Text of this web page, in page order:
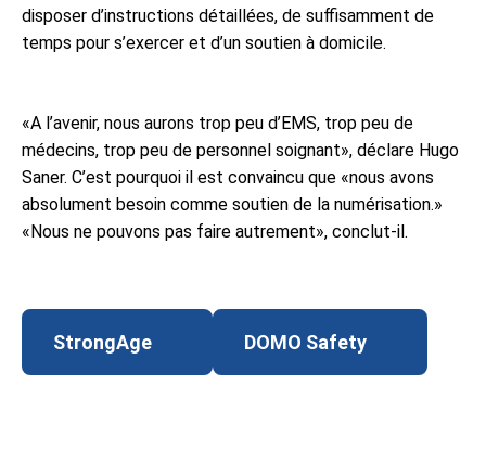
disposer d’instructions détaillées, de suffisamment de
temps pour s’exercer et d’un soutien à domicile.
«A l’avenir, nous aurons trop peu d’EMS, trop peu de
médecins, trop peu de personnel soignant», déclare Hugo
Saner. C’est pourquoi il est convaincu que «nous avons
absolument besoin comme soutien de la numérisation.»
«Nous ne pouvons pas faire autrement», conclut-il.
StrongAge DOMO Safety